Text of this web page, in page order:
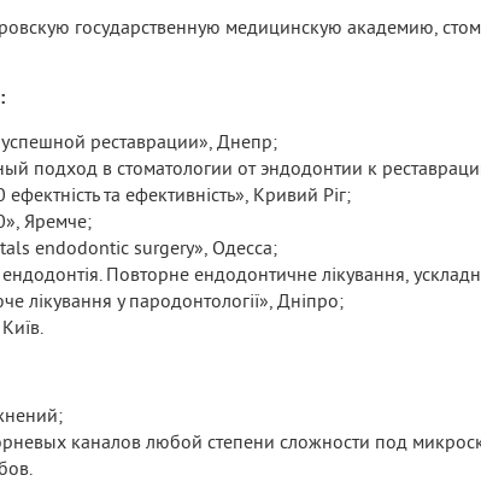
государственную медицинскую академию,
реставрации», Днепр;
подход в стоматологии от эндодонтии к
та ефективність», Кривий Ріг;
Яремче;
endodontic surgery», Одесса;
Повторне ендодонтичне лікування,
лікування у пародонтології», Дніпро;
каналов любой степени сложности под